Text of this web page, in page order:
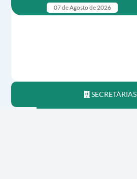
07 de Agosto de 2026
SECRETARIAS